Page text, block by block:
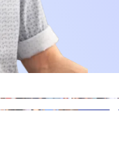
dass die
tagsüber
abends
können